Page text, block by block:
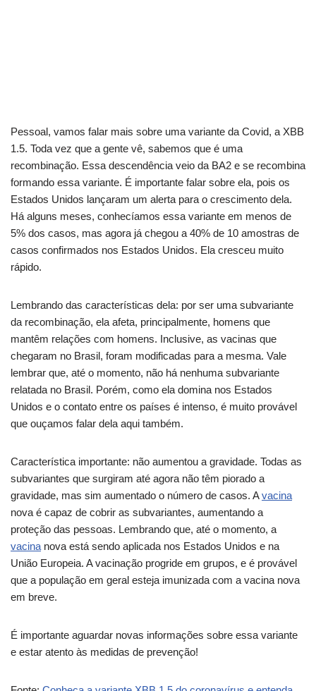
Pessoal, vamos falar mais sobre uma variante da Covid, a XBB
1.5. Toda vez que a gente vê, sabemos que é uma
recombinação. Essa descendência veio da BA2 e se recombina
formando essa variante. É importante falar sobre ela, pois os
Estados Unidos lançaram um alerta para o crescimento dela.
Há alguns meses, conhecíamos essa variante em menos de
5% dos casos, mas agora já chegou a 40% de 10 amostras de
casos confirmados nos Estados Unidos. Ela cresceu muito
rápido.
Lembrando das características dela: por ser uma subvariante
da recombinação, ela afeta, principalmente, homens que
mantêm relações com homens. Inclusive, as vacinas que
chegaram no Brasil, foram modificadas para a mesma. Vale
lembrar que, até o momento, não há nenhuma subvariante
relatada no Brasil. Porém, como ela domina nos Estados
Unidos e o contato entre os países é intenso, é muito provável
que ouçamos falar dela aqui também.
Característica importante: não aumentou a gravidade. Todas as
subvariantes que surgiram até agora não têm piorado a
gravidade, mas sim aumentado o número de casos. Avacina
nova é capaz de cobrir as subvariantes, aumentando a
proteção das pessoas. Lembrando que, até o momento, a
vacina nova está sendo aplicada nos Estados Unidos e na
União Europeia. A vacinação progride em grupos, e é provável
que a população em geral esteja imunizada com a vacina nova
em breve.
É importante aguardar novas informações sobre essa variante
e estar atento às medidas de prevenção!